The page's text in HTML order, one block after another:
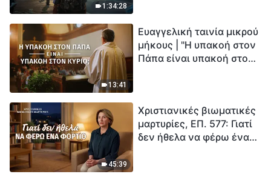
1:34:28
εξαφάνισης». Οι
καταστροφές χτυπούν.
Ξεκινά η αντίστροφη
13:41
Ευαγγελική ταινία μικρού
μήκους | "Η υπακοή στον
Πάπα είναι υπακοή στον
45:39
Χριστιανικές βιωματικές
μαρτυρίες, ΕΠ. 577: Γιατί
δεν ήθελα να φέρω ένα